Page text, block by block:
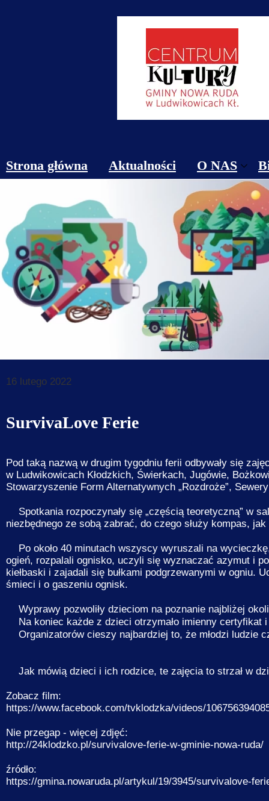
16 lutego 2022
SurvivaLove Ferie
Pod taką nazwą w drugim tygodniu ferii odbywały się
wLudwikowicach Kłodzkich, Świerkach, Jugówie,
Stowarzyszenie Form Alternatywnych „Rozdroże”,
Spotkania rozpoczynały się „częścią teoretyczną” w
niezbędnego ze sobą zabrać, do czego służy kompas,
Po około 40 minutach wszyscy wyruszali na
ogień, rozpalali ognisko, uczyli się wyznaczać azymut i
kiełbaski i zajadali się bułkami podgrzewanymi w
śmieci i o gaszeniu ognisk.
Wyprawy pozwoliły dzieciom na poznanie najbliżej
Na koniec każde z dzieci otrzymało imienny certyfikat
Organizatorów cieszy najbardziej to, że młodzi ludzie
Jak mówią dzieci i ich rodzice, te zajęcia to strzał w
Zobacz film:
https://www.facebook.com/tvklodzka/videos/
Nie przegap - więcej zdjęć:
http://24klodzko.pl/survivalove-ferie-w-gminie-nowa-ruda/
źródło:
https://gmina.nowaruda.pl/artykul/19/3945/survivalove-
Strona główna Aktualności O NAS
Obiekty
Kontakt
Cennik
Dane do
Deklaracja
Klauzule